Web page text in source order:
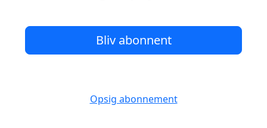
Bliv abonnent
Opsig abonnement